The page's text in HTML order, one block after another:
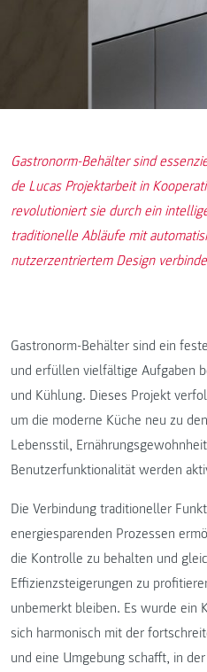
Gastronorm-Behälter sind
de Lucas Projektarbeit in
revolutioniert sie durch ein
traditionelle Abläufe mit
nutzerzentriertem Design
Gastronorm-Behälter sind ein
und erfüllen vielfältige Aufgaben
und Kühlung. Dieses Projekt
um die moderne Küche neu zu
Lebensstil,
Benutzerfunktionalität werden
Die Verbindung traditioneller
energiesparenden Prozessen
die Kontrolle zu behalten und
Effizienzsteigerungen zu
unbemerkt bleiben. Es wurde ein
sich harmonisch mit der
und eine Umgebung schafft, in